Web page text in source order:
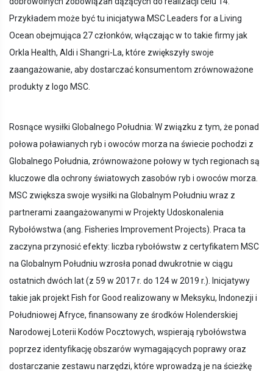
Przykładem może być tu inicjatywa MSC Leaders for a Living
Ocean obejmująca 27 członków, włączając w to takie firmy jak
Orkla Health, Aldi i Shangri-La, które zwiększyły swoje
zaangażowanie, aby dostarczać konsumentom zrównoważone
produkty z logo MSC.
Rosnące wysiłki Globalnego Południa: W związku z tym, że ponad
połowa poławianych ryb i owoców morza na świecie pochodzi z
Globalnego Południa, zrównoważone połowy w tych regionach są
kluczowe dla ochrony światowych zasobów ryb i owoców morza.
MSC zwiększa swoje wysiłki na Globalnym Południu wraz z
partnerami zaangażowanymi w Projekty Udoskonalenia
Rybołówstwa (ang. Fisheries Improvement Projects). Praca ta
zaczyna przynosić efekty: liczba rybołówstw z certyfikatem MSC
na Globalnym Południu wzrosła ponad dwukrotnie w ciągu
ostatnich dwóch lat (z 59 w 2017 r. do 124 w 2019 r.). Inicjatywy
takie jak projekt Fish for Good realizowany w Meksyku, Indonezji i
Południowej Afryce, finansowany ze środków Holenderskiej
Narodowej Loterii Kodów Pocztowych, wspierają rybołówstwa
poprzez identyfikację obszarów wymagających poprawy oraz
dostarczanie zestawu narzędzi, które wprowadzą je na ścieżkę